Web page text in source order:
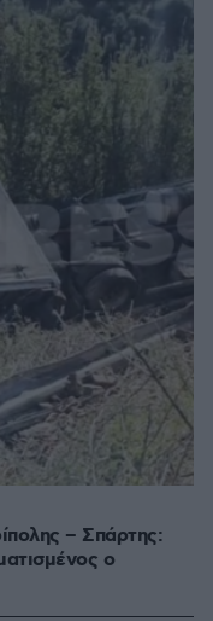
– Σπάρτης:
ο